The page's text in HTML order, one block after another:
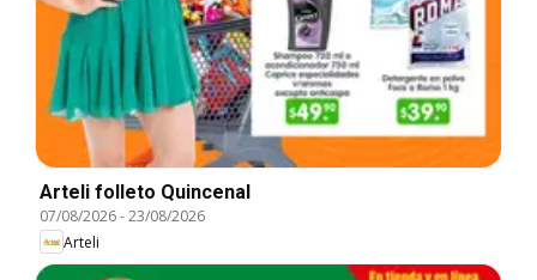
Arteli folleto Quincenal
07/08/2026-23/08/2026
Arteli